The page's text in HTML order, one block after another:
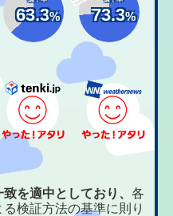
63.3% 73.3%
を適中としており、各
検証方法の基準に則り